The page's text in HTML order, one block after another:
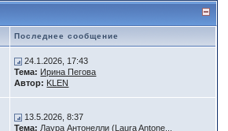
Последнее сообщение
24.1.2026, 17:43
Тема: Ирина Пегова
Автор: KLEN
13.5.2026, 8:37
Тема: Лаура Антонелли (Laura Antone...